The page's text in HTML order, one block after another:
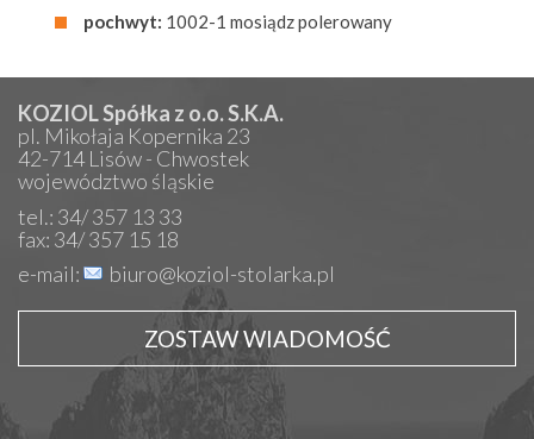
pochwyt: 1002-1 mosiądz polerowany
KOZIOL Spółka z o.o. S.K.A.
pl. Mikołaja Kopernika 23
42-714 Lisów - Chwostek
województwo śląskie
tel.: 34/ 357 13 33
fax: 34/ 357 15 18
e-mail:
biuro@koziol-stolarka.pl
ZOSTAW WIADOMOŚĆ